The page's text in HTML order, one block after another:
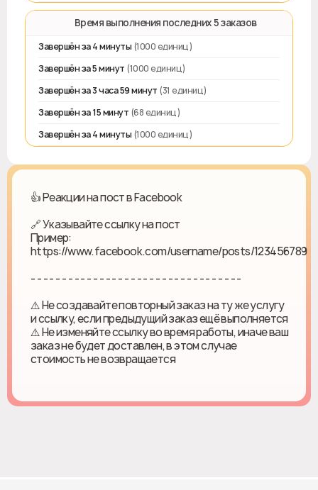
⏱️ Время выполнения последних 5 заказов
Завершён за 4 минуты (1000 единиц)
Завершён за 5 минут (1000 единиц)
Завершён за 3 часа 59 минут (31 единиц)
Завершён за 15 минут (68 единиц)
Завершён за 4 минуты (1000 единиц)
👍 Реакции на пост в Facebook
🔗 Указывайте ссылку на пост
Пример:
https://www.facebook.com/username/posts/123456789
- - - - - - - - - - - - - - - - - - - - - - - - - - - - - - - - - -
⚠️ Не создавайте повторный заказ на ту же услугу
и ссылку, если предыдущий заказ ещё выполняется
⚠️ Не изменяйте ссылку во время работы, иначе ваш
заказ не будет доставлен, в этом случае
стоимость не возвращается